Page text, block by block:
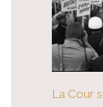
La Cour